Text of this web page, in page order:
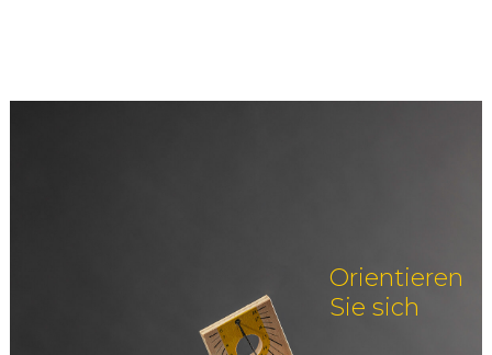
Orientieren
Sie sich